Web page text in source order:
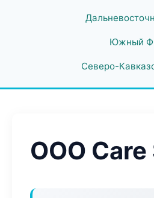
Южный
Северо-
ООО Care